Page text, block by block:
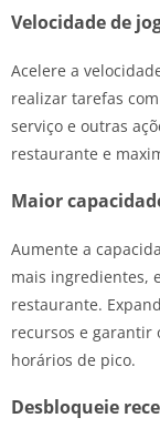
Velocidade de
Acelere a
realizar tarefas
serviço e outras
restaurante e
Maior
Aumente a
mais ingredientes,
restaurante.
recursos e garantir
horários de pico.
Desbloqueie